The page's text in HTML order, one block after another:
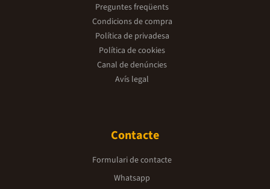
Preguntes freqüents
Condicions de compra
Política de privadesa
Política de cookies
Canal de denúncies
Avís legal
Contacte
Formulari de contacte
Whatsapp